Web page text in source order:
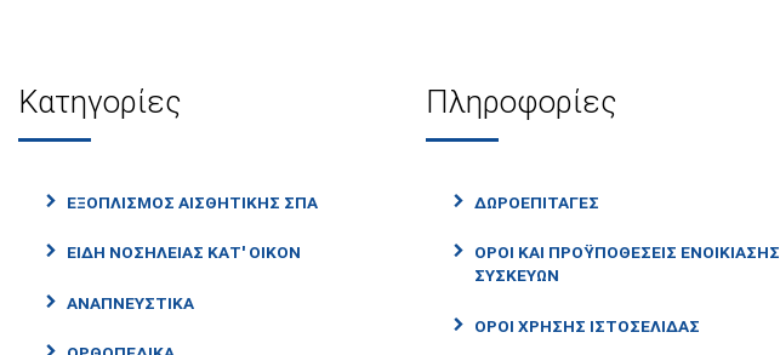
Κατηγορίες
ΕΞΟΠΛΙΣΜΌΣ ΑΙΣΘΗΤΙΚΉΣ ΣΠΑ
ΕΊΔΗ ΝΟΣΗΛΕΊΑΣ ΚΑΤ' ΟΊΚΟΝ
ΑΝΑΠΝΕΥΣΤΙΚΆ
Πληροφορίες
ΔΩΡΟΕΠΙΤΑΓΈΣ
ΌΡΟΙ ΚΑΙ ΠΡΟΫΠΟΘΈΣΕΙΣ ΕΝΟΙΚΊΑΣΗΣ
ΣΥΣΚΕΥΏΝ
ΌΡΟΙ ΧΡΉΣΗΣ ΙΣΤΟΣΕΛΊΔΑΣ